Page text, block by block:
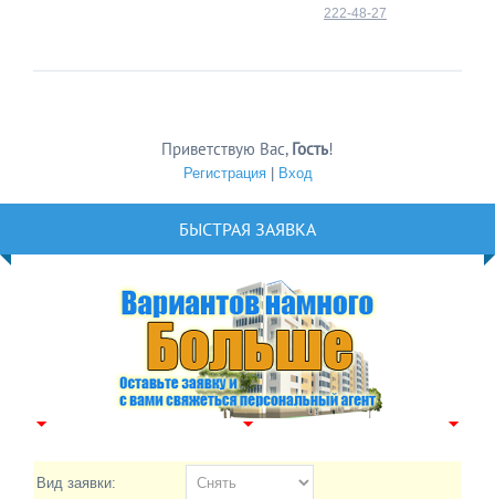
222-48-27
Приветствую Вас, Гость!
Регистрация| Вход
БЫСТРАЯ ЗАЯВКА
Вид заявки: